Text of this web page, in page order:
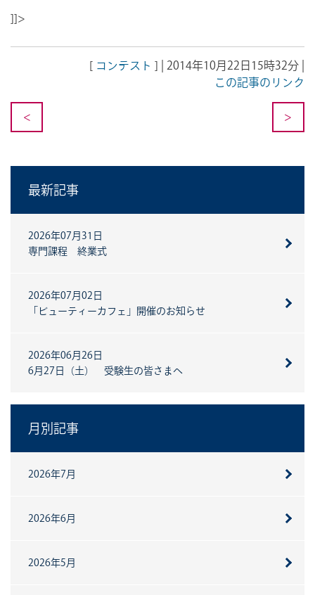
]]>
[ コンテスト ] | 2014年10月22日15時32分 |
この記事のリンク
< >
最新記事
2026年07月31日
専門課程 終業式
2026年07月02日
「ビューティーカフェ」開催のお知らせ
2026年06月26日
6月27日（土） 受験生の皆さまへ
月別記事
2026年7月
2026年6月
2026年5月